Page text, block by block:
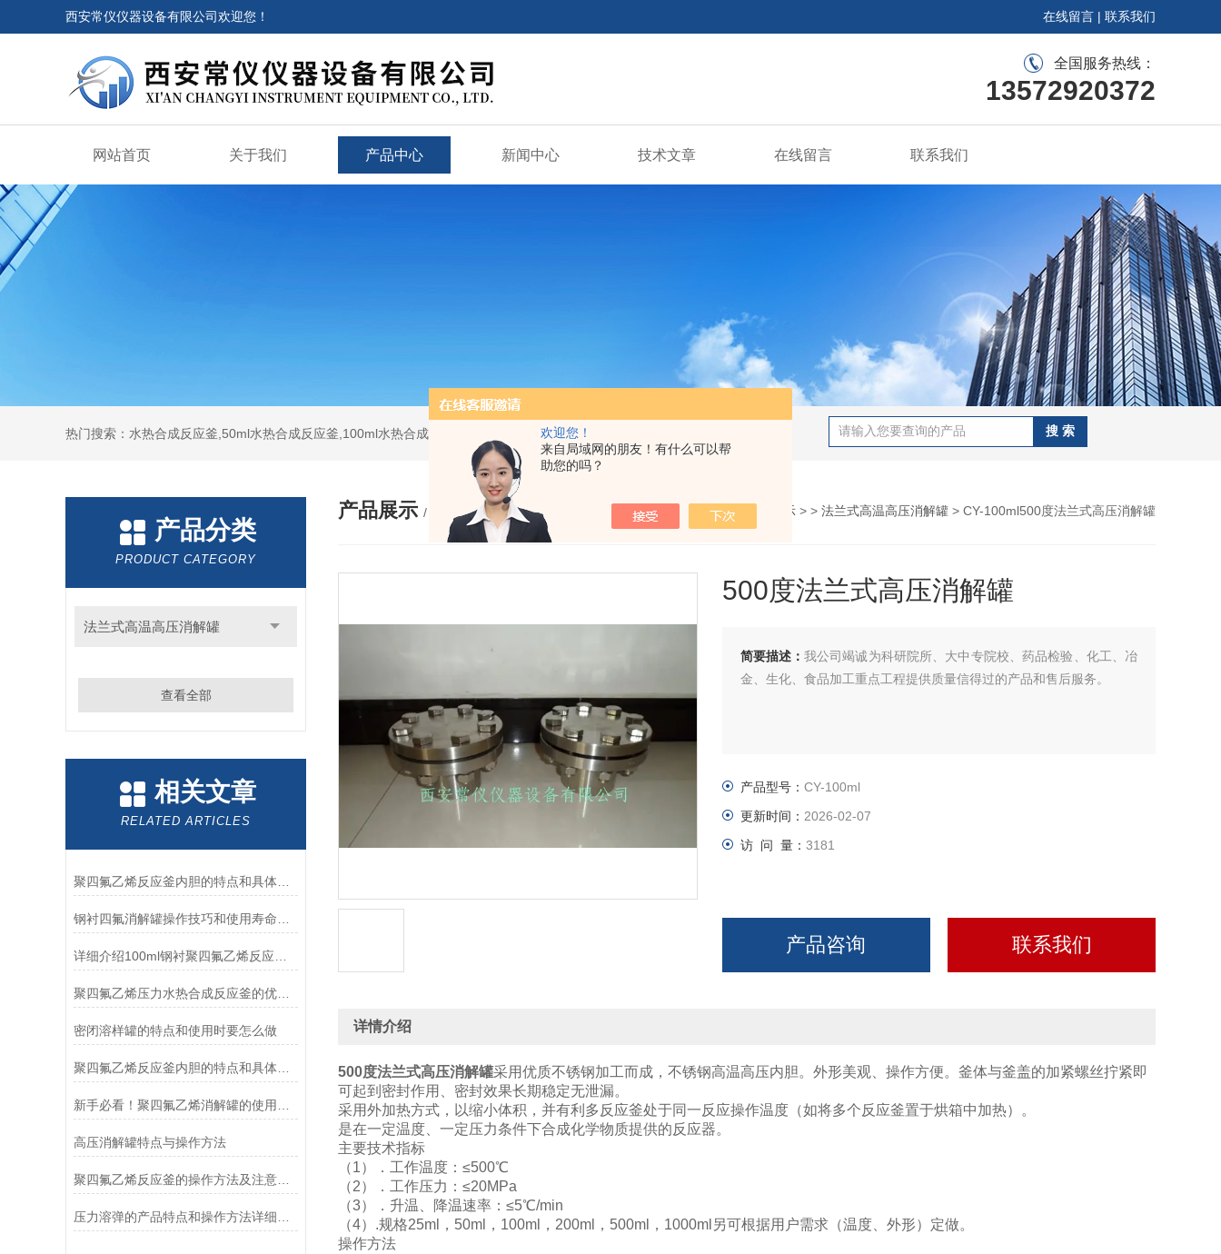
欢迎您！
来自局域网的朋友！有什么可以帮
助您的吗？
西安常仪仪器设备有限公司欢迎您！ 在线留言 | 联系我们
全国服务热线：
13572920372
网站首页 关于我们 产品中心 新闻中心 技术文章 在线留言 联系我们
热门搜索：水热合成反应釜,50ml水热合成反应釜,100ml水热合成反应釜,聚四氟乙烯水热合成反应釜,高压消解罐
产品分类
PRODUCT CATEGORY
法兰式高温高压消解罐
查看全部
相关文章
RELATED ARTICLES
聚四氟乙烯反应釜内胆的特点和具体操作步骤是怎样的
聚四氟乙烯压力水热合成反应釜的优势特性和操作方法
密闭溶样罐的特点和使用时要怎么做
聚四氟乙烯反应釜内胆的特点和具体操作步骤
高压消解罐特点与操作方法
聚四氟乙烯反应釜的操作方法及注意事项
产品展示 / PRODUCTS 您的位置： 网站首页> 产品展示 > > 法兰式高温高压消解罐 > CY-100ml500度法兰式高压消解罐
500度法兰式高压消解罐
简要描述： 我公司竭诚为科研院所、大中专院校、药品检验、化工、冶
金、生化、食品加工重点工程提供质量信得过的产品和售后服务。
产品型号： CY-100ml
更新时间： 2026-02-07
访 问 量： 3181
产品咨询 联系我们
详情介绍
500度法兰式高压消解罐采用优质不锈钢加工而成，不锈钢高温高压内胆。外形美观、操作方便。釜体与釜盖的加紧螺丝拧紧即
可起到密封作用、密封效果长期稳定无泄漏。
采用外加热方式，以缩小体积，并有利多反应釜处于同一反应操作温度（如将多个反应釜置于烘箱中加热）。
是在一定温度、一定压力条件下合成化学物质提供的反应器。
主要技术指标
（1）．工作温度：≤500℃
（2）．工作压力：≤20MPa
（3）．升温、降温速率：≤5℃/min
（4）.规格25ml，50ml，100ml，200ml，500ml，1000ml另可根据用户需求（温度、外形）定做。
操作方法